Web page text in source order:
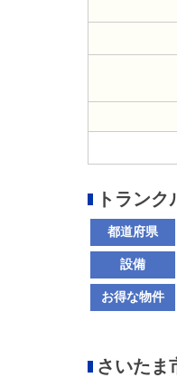
トラン
都道府県
設備
お得な物件
さいたま